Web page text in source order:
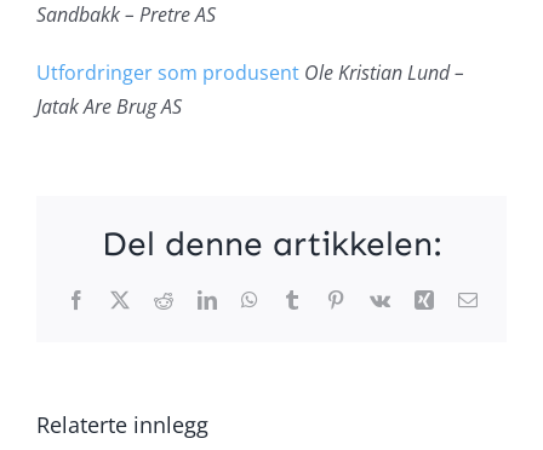
Sandbakk – Pretre AS
Utfordringer som produsent Ole Kristian Lund –
Jatak Are Brug AS
Del denne artikkelen:
Facebook
X RedditLinkedInWhatsApp
TumblrPinterest
Vk Xing E-
Relaterte innlegg